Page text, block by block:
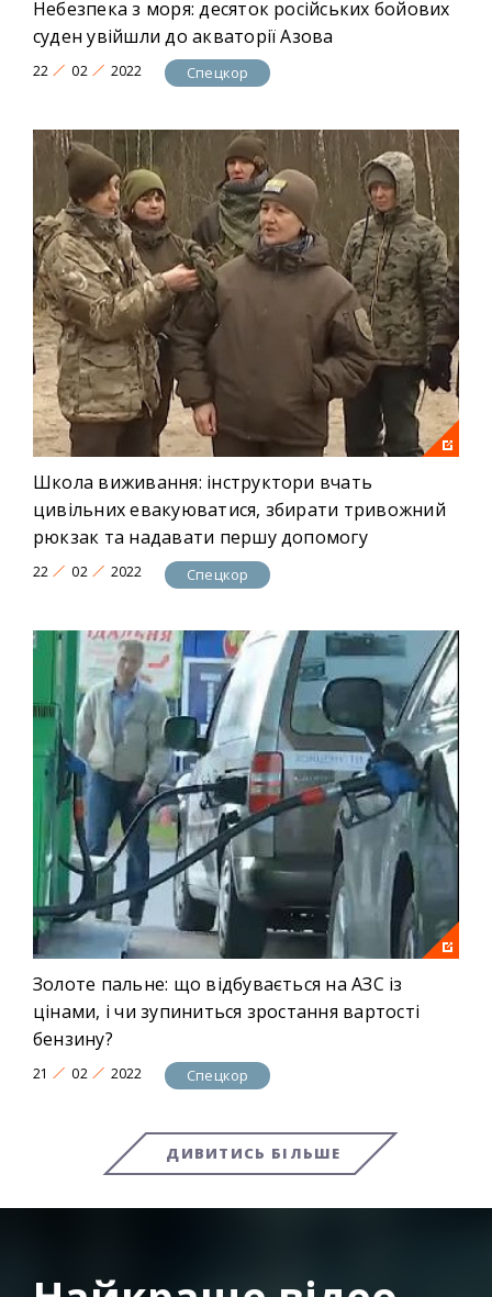
Небезпека з моря: десяток російських бойових
суден увійшли до акваторії Азова
22 02 2022 Спецкор
Школа виживання: інструктори вчать
цивільних евакуюватися, збирати тривожний
рюкзак та надавати першу допомогу
22 02 2022 Спецкор
Золоте пальне: що відбувається на АЗС із
цінами, і чи зупиниться зростання вартості
бензину?
21 02 2022 Спецкор
ДИВИТИСЬ БІЛЬШЕ